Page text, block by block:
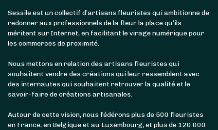
Sessile est un collectif d’artisans fleuristes qui ambitionne de
redonner aux professionnels de la fleur la place qu’ils
méritent sur Internet, en facilitant le virage numérique pour
les commerces de proximité.
Nous mettons en relation des artisans fleuristes qui
souhaitent vendre des créations qui leur ressemblent avec
des internautes qui souhaitent retrouver la qualité et le
savoir-faire de créations artisanales.
Autour de cette vision, nous fédérons plus de 500 fleuristes
en France, en Belgique et au Luxembourg, et plus de 120 000